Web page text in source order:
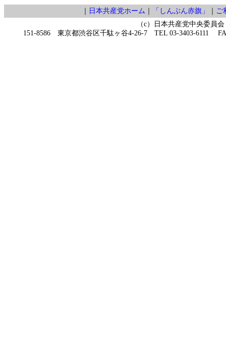
日本共産党ホーム 「しんぶん赤旗」
ご
（c）日本共産党中央委員会
151-8586 東京都渋谷区千駄ヶ谷4-26-7 TEL 03-3403-6111